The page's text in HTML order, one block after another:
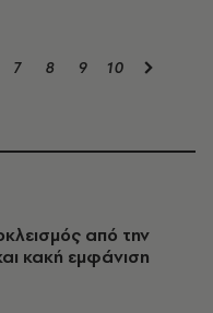
7 8 9 10
από την
κακή εμφάνιση